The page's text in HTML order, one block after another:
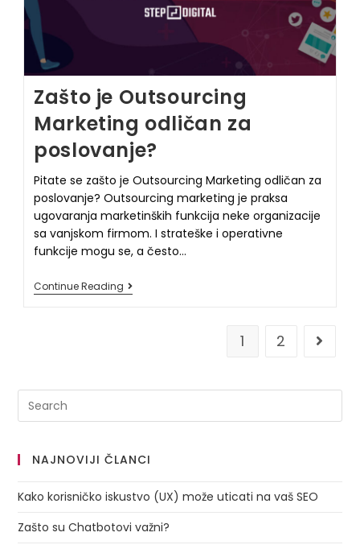
Zašto je Outsourcing
Marketing odličan za
poslovanje?
Pitate se zašto je Outsourcing Marketing odličan za
poslovanje? Outsourcing marketing je praksa
ugovaranja marketinških funkcija neke organizacije
sa vanjskom firmom. I strateške i operativne
funkcije mogu se, a često…
Continue Reading
1 2
NAJNOVIJI ČLANCI
Kako korisničko iskustvo (UX) može uticati na vaš SEO
Zašto su Chatbotovi važni?